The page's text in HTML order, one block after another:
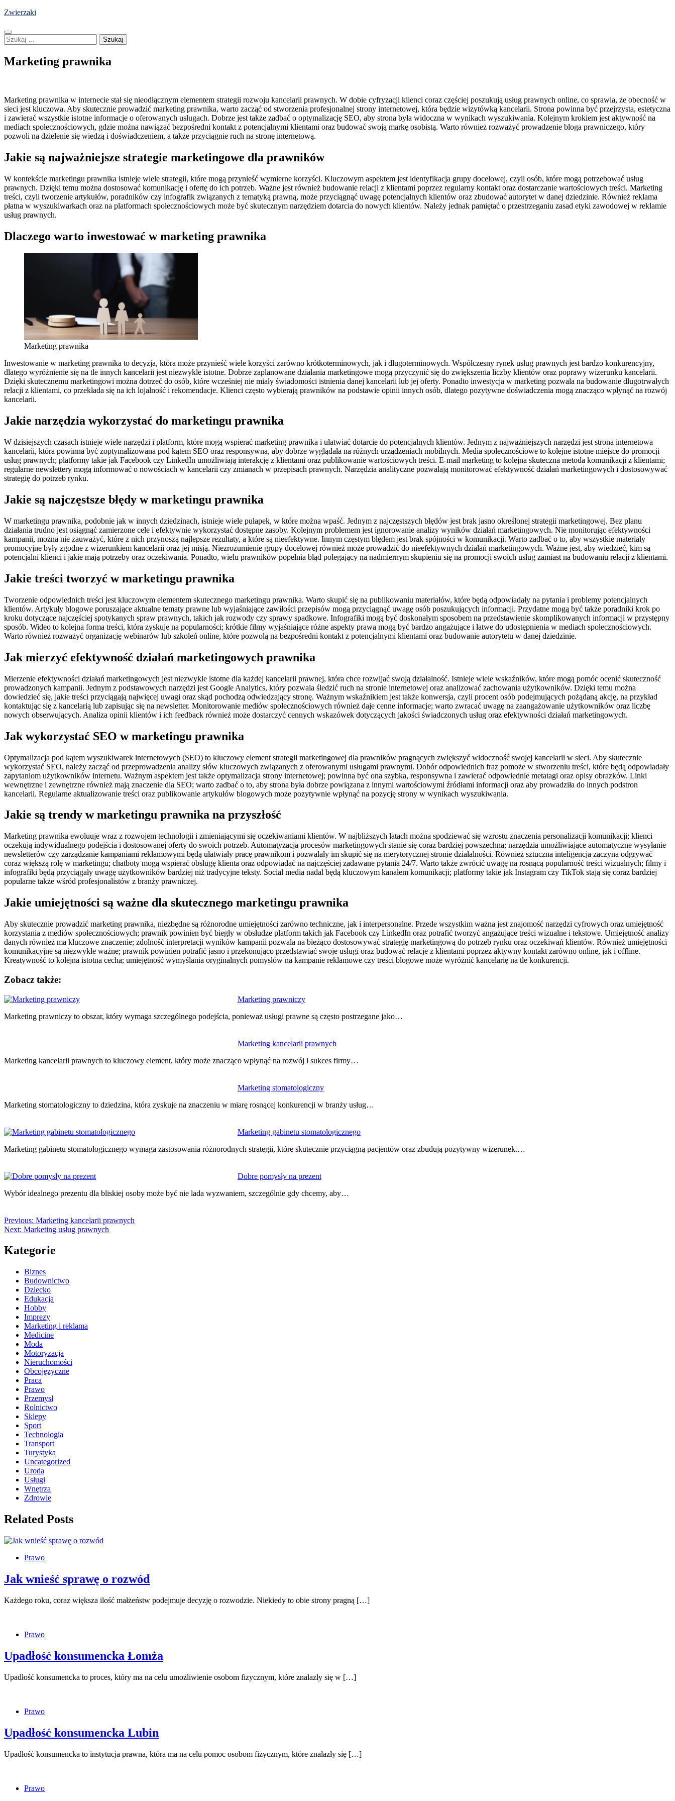
Skip
content
Zwierzaki
Szukaj:
Marketing prawnika
Marketing prawnika w internecie stał się nieodłącznym elementem strategii rozwoju kancelarii prawnych. W dobie cyfryzacji klienci coraz częściej poszukują usług prawnych online, co sprawia, że obecność w
sieci jest kluczowa. Aby skutecznie prowadzić marketing prawnika, warto zacząć od stworzenia profesjonalnej strony internetowej, która będzie wizytówką kancelarii. Strona powinna być przejrzysta, estetyczna
i zawierać wszystkie istotne informacje o oferowanych usługach. Dobrze jest także zadbać o optymalizację SEO, aby strona była widoczna w wynikach wyszukiwania. Kolejnym krokiem jest aktywność na
mediach społecznościowych, gdzie można nawiązać bezpośredni kontakt z potencjalnymi klientami oraz budować swoją markę osobistą. Warto również rozważyć prowadzenie bloga prawniczego, który
pozwoli na dzielenie się wiedzą i doświadczeniem, a także przyciągnie ruch na stronę internetową.
Jakie są najważniejsze strategie marketingowe dla prawników
W kontekście marketingu prawnika istnieje wiele strategii, które mogą przynieść wymierne korzyści. Kluczowym aspektem jest identyfikacja grupy docelowej, czyli osób, które mogą potrzebować usług
prawnych. Dzięki temu można dostosować komunikację i ofertę do ich potrzeb. Ważne jest również budowanie relacji z klientami poprzez regularny kontakt oraz dostarczanie wartościowych treści. Marketing
treści, czyli tworzenie artykułów, poradników czy infografik związanych z tematyką prawną, może przyciągnąć uwagę potencjalnych klientów oraz zbudować autorytet w danej dziedzinie. Również reklama
płatna w wyszukiwarkach oraz na platformach społecznościowych może być skutecznym narzędziem dotarcia do nowych klientów. Należy jednak pamiętać o przestrzeganiu zasad etyki zawodowej w reklamie
usług prawnych.
Dlaczego warto inwestować w marketing prawnika
Marketing prawnika
Inwestowanie w marketing prawnika to decyzja, która może przynieść wiele korzyści zarówno krótkoterminowych, jak i długoterminowych. Współczesny rynek usług prawnych jest bardzo konkurencyjny,
dlatego wyróżnienie się na tle innych kancelarii jest niezwykle istotne. Dobrze zaplanowane działania marketingowe mogą przyczynić się do zwiększenia liczby klientów oraz poprawy wizerunku kancelarii.
Dzięki skutecznemu marketingowi można dotrzeć do osób, które wcześniej nie miały świadomości istnienia danej kancelarii lub jej oferty. Ponadto inwestycja w marketing pozwala na budowanie długotrwałych
relacji z klientami, co przekłada się na ich lojalność i rekomendacje. Klienci często wybierają prawników na podstawie opinii innych osób, dlatego pozytywne doświadczenia mogą znacząco wpłynąć na rozwój
kancelarii.
Jakie narzędzia wykorzystać do marketingu prawnika
W dzisiejszych czasach istnieje wiele narzędzi i platform, które mogą wspierać marketing prawnika i ułatwiać dotarcie do potencjalnych klientów. Jednym z najważniejszych narzędzi jest strona internetowa
kancelarii, która powinna być zoptymalizowana pod kątem SEO oraz responsywna, aby dobrze wyglądała na różnych urządzeniach mobilnych. Media społecznościowe to kolejne istotne miejsce do promocji
usług prawnych; platformy takie jak Facebook czy LinkedIn umożliwiają interakcję z klientami oraz publikowanie wartościowych treści. E-mail marketing to kolejna skuteczna metoda komunikacji z klientami;
regularne newslettery mogą informować o nowościach w kancelarii czy zmianach w przepisach prawnych. Narzędzia analityczne pozwalają monitorować efektywność działań marketingowych i dostosowywać
strategię do potrzeb rynku.
Jakie są najczęstsze błędy w marketingu prawnika
W marketingu prawnika, podobnie jak w innych dziedzinach, istnieje wiele pułapek, w które można wpaść. Jednym z najczęstszych błędów jest brak jasno określonej strategii marketingowej. Bez planu
działania trudno jest osiągnąć zamierzone cele i efektywnie wykorzystać dostępne zasoby. Kolejnym problemem jest ignorowanie analizy wyników działań marketingowych. Nie monitorując efektywności
kampanii, można nie zauważyć, które z nich przynoszą najlepsze rezultaty, a które są nieefektywne. Innym częstym błędem jest brak spójności w komunikacji. Warto zadbać o to, aby wszystkie materiały
promocyjne były zgodne z wizerunkiem kancelarii oraz jej misją. Niezrozumienie grupy docelowej również może prowadzić do nieefektywnych działań marketingowych. Ważne jest, aby wiedzieć, kim są
potencjalni klienci i jakie mają potrzeby oraz oczekiwania. Ponadto, wielu prawników popełnia błąd polegający na nadmiernym skupieniu się na promocji swoich usług zamiast na budowaniu relacji z klientami.
Jakie treści tworzyć w marketingu prawnika
Tworzenie odpowiednich treści jest kluczowym elementem skutecznego marketingu prawnika. Warto skupić się na publikowaniu materiałów, które będą odpowiadały na pytania i problemy potencjalnych
klientów. Artykuły blogowe poruszające aktualne tematy prawne lub wyjaśniające zawiłości przepisów mogą przyciągnąć uwagę osób poszukujących informacji. Przydatne mogą być także poradniki krok po
kroku dotyczące najczęściej spotykanych spraw prawnych, takich jak rozwody czy sprawy spadkowe. Infografiki mogą być doskonałym sposobem na przedstawienie skomplikowanych informacji w przystępny
sposób. Wideo to kolejna forma treści, która zyskuje na popularności; krótkie filmy wyjaśniające różne aspekty prawa mogą być bardzo angażujące i łatwe do udostępnienia w mediach społecznościowych.
Warto również rozważyć organizację webinarów lub szkoleń online, które pozwolą na bezpośredni kontakt z potencjalnymi klientami oraz budowanie autorytetu w danej dziedzinie.
Jak mierzyć efektywność działań marketingowych prawnika
Mierzenie efektywności działań marketingowych jest niezwykle istotne dla każdej kancelarii prawnej, która chce rozwijać swoją działalność. Istnieje wiele wskaźników, które mogą pomóc ocenić skuteczność
prowadzonych kampanii. Jednym z podstawowych narzędzi jest Google Analytics, który pozwala śledzić ruch na stronie internetowej oraz analizować zachowania użytkowników. Dzięki temu można
dowiedzieć się, jakie treści przyciągają najwięcej uwagi oraz skąd pochodzą odwiedzający stronę. Ważnym wskaźnikiem jest także konwersja, czyli procent osób podejmujących pożądaną akcję, na przykład
kontaktując się z kancelarią lub zapisując się na newsletter. Monitorowanie mediów społecznościowych również daje cenne informacje; warto zwracać uwagę na zaangażowanie użytkowników oraz liczbę
nowych obserwujących. Analiza opinii klientów i ich feedback również może dostarczyć cennych wskazówek dotyczących jakości świadczonych usług oraz efektywności działań marketingowych.
Jak wykorzystać SEO w marketingu prawnika
Optymalizacja pod kątem wyszukiwarek internetowych (SEO) to kluczowy element strategii marketingowej dla prawników pragnących zwiększyć widoczność swojej kancelarii w sieci. Aby skutecznie
wykorzystać SEO, należy zacząć od przeprowadzenia analizy słów kluczowych związanych z oferowanymi usługami prawnymi. Dobór odpowiednich fraz pomoże w stworzeniu treści, które będą odpowiadały
zapytaniom użytkowników internetu. Ważnym aspektem jest także optymalizacja strony internetowej; powinna być ona szybka, responsywna i zawierać odpowiednie metatagi oraz opisy obrazków. Linki
wewnętrzne i zewnętrzne również mają znaczenie dla SEO; warto zadbać o to, aby strona była dobrze powiązana z innymi wartościowymi źródłami informacji oraz aby prowadziła do innych podstron
kancelarii. Regularne aktualizowanie treści oraz publikowanie artykułów blogowych może pozytywnie wpłynąć na pozycję strony w wynikach wyszukiwania.
Jakie są trendy w marketingu prawnika na przyszłość
Marketing prawnika ewoluuje wraz z rozwojem technologii i zmieniającymi się oczekiwaniami klientów. W najbliższych latach można spodziewać się wzrostu znaczenia personalizacji komunikacji; klienci
oczekują indywidualnego podejścia i dostosowanej oferty do swoich potrzeb. Automatyzacja procesów marketingowych stanie się coraz bardziej powszechna; narzędzia umożliwiające automatyczne wysyłanie
newsletterów czy zarządzanie kampaniami reklamowymi będą ułatwiały pracę prawnikom i pozwalały im skupić się na merytorycznej stronie działalności. Również sztuczna inteligencja zaczyna odgrywać
coraz większą rolę w marketingu; chatboty mogą wspierać obsługę klienta oraz odpowiadać na najczęściej zadawane pytania 24/7. Warto także zwrócić uwagę na rosnącą popularność treści wizualnych; filmy i
infografiki będą przyciągały uwagę użytkowników bardziej niż tradycyjne teksty. Social media nadal będą kluczowym kanałem komunikacji; platformy takie jak Instagram czy TikTok stają się coraz bardziej
popularne także wśród profesjonalistów z branży prawniczej.
Jakie umiejętności są ważne dla skutecznego marketingu prawnika
Aby skutecznie prowadzić marketing prawnika, niezbędne są różnorodne umiejętności zarówno techniczne, jak i interpersonalne. Przede wszystkim ważna jest znajomość narzędzi cyfrowych oraz umiejętność
korzystania z mediów społecznościowych; prawnik powinien być biegły w obsłudze platform takich jak Facebook czy LinkedIn oraz potrafić tworzyć angażujące treści wizualne i tekstowe. Umiejętność analizy
danych również ma kluczowe znaczenie; zdolność interpretacji wyników kampanii pozwala na bieżąco dostosowywać strategię marketingową do potrzeb rynku oraz oczekiwań klientów. Również umiejętności
komunikacyjne są niezwykle ważne; prawnik powinien potrafić jasno i przekonująco przedstawiać swoje usługi oraz budować relacje z klientami poprzez aktywny kontakt zarówno online, jak i offline.
Kreatywność to kolejna istotna cecha; umiejętność wymyślania oryginalnych pomysłów na kampanie reklamowe czy treści blogowe może wyróżnić kancelarię na tle konkurencji.
Zobacz także:
Marketing prawniczy
Marketing prawniczy to obszar, który wymaga szczególnego podejścia, ponieważ usługi prawne są często postrzegane jako…
Marketing kancelarii prawnych
Marketing kancelarii prawnych to kluczowy element, który może znacząco wpłynąć na rozwój i sukces firmy…
Marketing stomatologiczny
Marketing stomatologiczny to dziedzina, która zyskuje na znaczeniu w miarę rosnącej konkurencji w branży usług…
Marketing gabinetu stomatologicznego
Marketing gabinetu stomatologicznego wymaga zastosowania różnorodnych strategii, które skutecznie przyciągną pacjentów oraz zbudują pozytywny wizerunek.…
Dobre pomysły na prezent
Wybór idealnego prezentu dla bliskiej osoby może być nie lada wyzwaniem, szczególnie gdy chcemy, aby…
Nawigacja
wpisu
Previous: Marketing kancelarii prawnych
Next: Marketing usług prawnych
Kategorie
Biznes
Budownictwo
Dziecko
Edukacja
Hobby
Imprezy
Marketing i reklama
Medicine
Moda
Motoryzacja
Nieruchomości
Obcojęzyczne
Praca
Prawo
Przemysł
Rolnictwo
Sklepy
Sport
Technologia
Transport
Turystyka
Uncategorized
Uroda
Usługi
Wnętrza
Zdrowie
Related Posts
Prawo
Jak wnieść sprawę o rozwód
Każdego roku, coraz większa ilość małżeństw podejmuje decyzję o rozwodzie. Niekiedy to obie strony pragną […]
Prawo
Upadłość konsumencka Łomża
Upadłość konsumencka to proces, który ma na celu umożliwienie osobom fizycznym, które znalazły się w […]
Prawo
Upadłość konsumencka Lubin
Upadłość konsumencka to instytucja prawna, która ma na celu pomoc osobom fizycznym, które znalazły się […]
Prawo